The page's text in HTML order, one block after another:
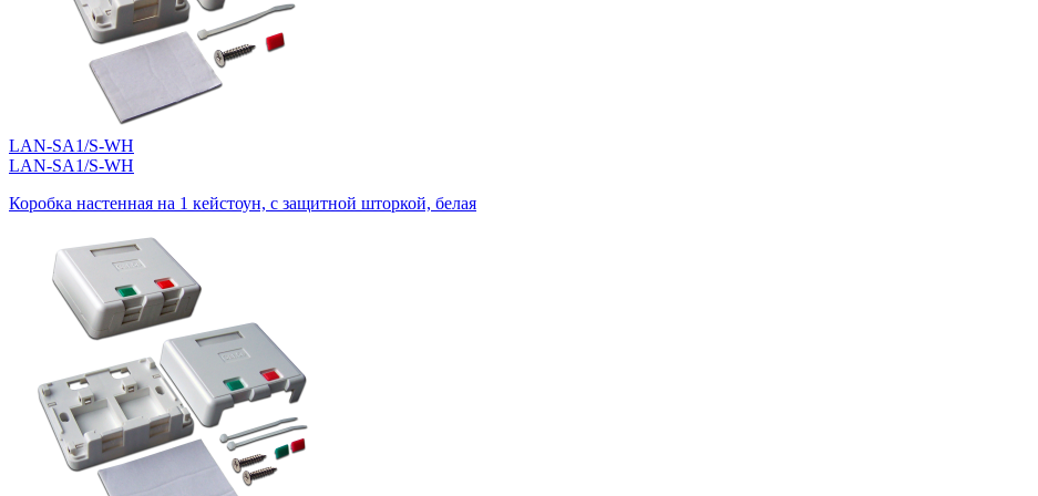
LAN-SA1/S-WH
LAN-SA1/S-WH
Коробка настенная на 1 кейстоун, с защитной шторкой, белая